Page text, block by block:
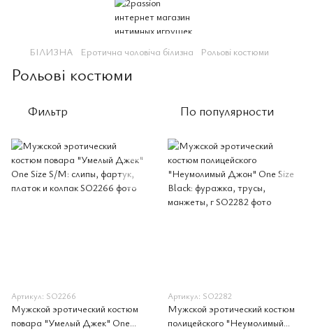
БІЛИЗНА Еротична чоловіча білизна Рольові костюми
Рольові костюми
Фильтр По популярности
Артикул: SO2266
Мужской эротический костюм
повара "Умелый Джек" One
Артикул: SO2282
Мужской эротический костюм
полицейского "Неумолимый